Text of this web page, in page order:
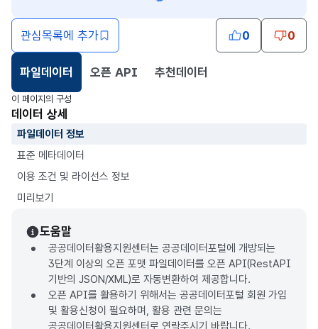
관심목록에 추가 0 0
파일데이터
선택됨
오픈 API 추천데이터
이 페이지의 구성
데이터 상세
파일데이터 정보
표준 메타데이터
이용 조건 및 라이선스 정보
미리보기
도움말
공공데이터활용지원센터는 공공데이터포털에 개방되는
3단계 이상의 오픈 포맷 파일데이터를 오픈 API(RestAPI
기반의 JSON/XML)로 자동변환하여 제공합니다.
오픈 API를 활용하기 위해서는 공공데이터포털 회원 가입
및 활용신청이 필요하며, 활용 관련 문의는
공공데이터활용지원센터로 연락주시기 바랍니다.